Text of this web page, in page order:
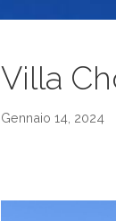
Villa
Gennaio 14, 2024